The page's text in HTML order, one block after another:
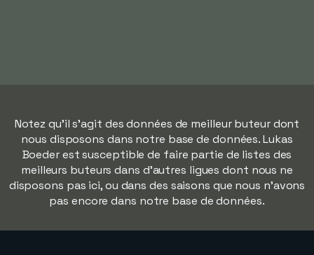
Notez qu'il s'agit des données de meilleur buteur dont
nous disposons dans notre base de données. Lukas
Boeder est susceptible de faire partie de listes des
meilleurs buteurs dans d'autres ligues dont nous ne
disposons pas ici, ou dans des saisons que nous n'avons
pas encore dans notre base de données.